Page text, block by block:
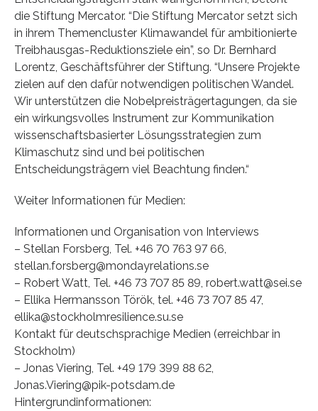
die Stiftung Mercator. “Die Stiftung Mercator setzt sich
in ihrem Themencluster Klimawandel für ambitionierte
Treibhausgas-Reduktionsziele ein”, so Dr. Bernhard
Lorentz, Geschäftsführer der Stiftung. “Unsere Projekte
zielen auf den dafür notwendigen politischen Wandel.
Wir unterstützen die Nobelpreisträgertagungen, da sie
ein wirkungsvolles Instrument zur Kommunikation
wissenschaftsbasierter Lösungsstrategien zum
Klimaschutz sind und bei politischen
Entscheidungsträgern viel Beachtung finden.“
Weiter Informationen für Medien:
Informationen und Organisation von Interviews
– Stellan Forsberg, Tel. +46 70 763 97 66,
stellan.forsberg@mondayrelations.se
– Robert Watt, Tel. +46 73 707 85 89, robert.watt@sei.se
– Ellika Hermansson Török, tel. +46 73 707 85 47,
ellika@stockholmresilience.su.se
Kontakt für deutschsprachige Medien (erreichbar in
Stockholm)
– Jonas Viering, Tel. +49 179 399 88 62,
Jonas.Viering@pik-potsdam.de
Hintergrundinformationen: